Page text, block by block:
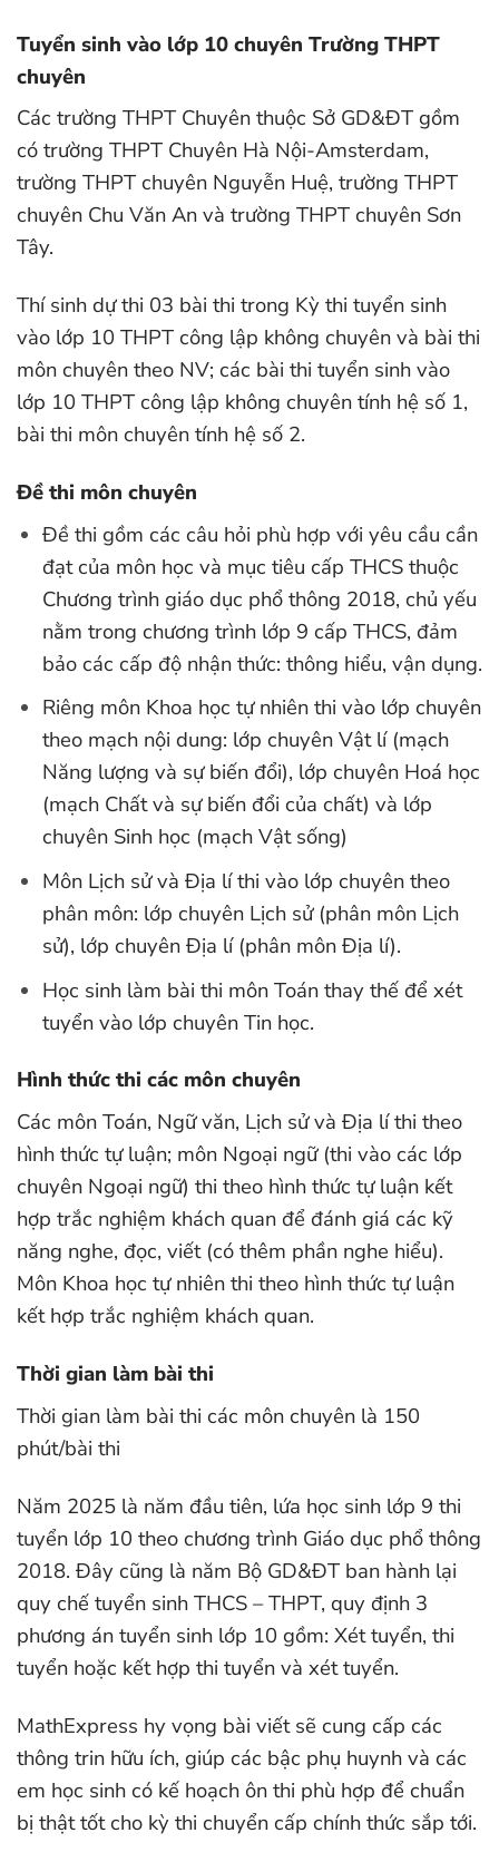
Tuyển sinh vào lớp 10 chuyên Trường THPT
chuyên
Các trường THPT Chuyên thuộc Sở GD&ĐT gồm
có trường THPT Chuyên Hà Nội-Amsterdam,
trường THPT chuyên Nguyễn Huệ, trường THPT
chuyên Chu Văn An và trường THPT chuyên Sơn
Tây.
Thí sinh dự thi 03 bài thi trong Kỳ thi tuyển sinh
vào lớp 10 THPT công lập không chuyên và bài thi
môn chuyên theo NV; các bài thi tuyển sinh vào
lớp 10 THPT công lập không chuyên tính hệ số 1,
bài thi môn chuyên tính hệ số 2.
Đề thi môn chuyên
Đề thi gồm các câu hỏi phù hợp với yêu cầu cần
đạt của môn học và mục tiêu cấp THCS thuộc
Chương trình giáo dục phổ thông 2018, chủ yếu
nằm trong chương trình lớp 9 cấp THCS, đảm
bảo các cấp độ nhận thức: thông hiểu, vận dụng.
Riêng môn Khoa học tự nhiên thi vào lớp chuyên
theo mạch nội dung: lớp chuyên Vật lí (mạch
Năng lượng và sự biến đổi), lớp chuyên Hoá học
(mạch Chất và sự biến đổi của chất) và lớp
chuyên Sinh học (mạch Vật sống)
Môn Lịch sử và Địa lí thi vào lớp chuyên theo
phân môn: lớp chuyên Lịch sử (phân môn Lịch
sử), lớp chuyên Địa lí (phân môn Địa lí).
Học sinh làm bài thi môn Toán thay thế để xét
tuyển vào lớp chuyên Tin học.
Hình thức thi các môn chuyên
Các môn Toán, Ngữ văn, Lịch sử và Địa lí thi theo
hình thức tự luận; môn Ngoại ngữ (thi vào các lớp
chuyên Ngoại ngữ) thi theo hình thức tự luận kết
hợp trắc nghiệm khách quan để đánh giá các kỹ
năng nghe, đọc, viết (có thêm phần nghe hiểu).
Môn Khoa học tự nhiên thi theo hình thức tự luận
kết hợp trắc nghiệm khách quan.
Thời gian làm bài thi
Thời gian làm bài thi các môn chuyên là 150
phút/bài thi
Năm 2025 là năm đầu tiên, lứa học sinh lớp 9 thi
tuyển lớp 10 theo chương trình Giáo dục phổ thông
2018. Đây cũng là năm Bộ GD&ĐT ban hành lại
quy chế tuyển sinh THCS – THPT, quy định 3
phương án tuyển sinh lớp 10 gồm: Xét tuyển, thi
tuyển hoặc kết hợp thi tuyển và xét tuyển.
MathExpress hy vọng bài viết sẽ cung cấp các
thông trin hữu ích, giúp các bậc phụ huynh và các
em học sinh có kế hoạch ôn thi phù hợp để chuẩn
bị thật tốt cho kỳ thi chuyển cấp chính thức sắp tới.